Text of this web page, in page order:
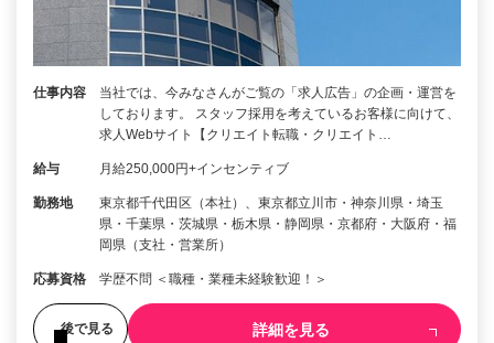
仕事内容
当社では、今みなさんがご覧の「求人広告」の企画・運営を
しております。 スタッフ採用を考えているお客様に向けて、
求人Webサイト【クリエイト転職・クリエイト…
給与 月給250,000円+インセンティブ
勤務地
東京都千代田区（本社）、東京都立川市・神奈川県・埼玉
県・千葉県・茨城県・栃木県・静岡県・京都府・大阪府・福
岡県（支社・営業所）
応募資格 学歴不問 ＜職種・業種未経験歓迎！＞
後で見る 詳細を見る